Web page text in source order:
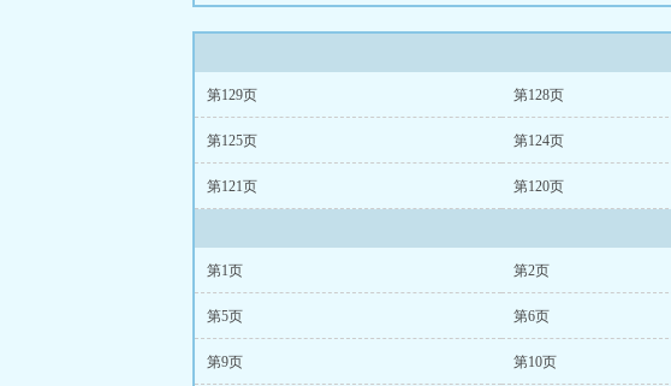
第129页 第128页
第125页 第124页
第121页 第120页
第1页 第2页
第5页 第6页
第9页 第10页